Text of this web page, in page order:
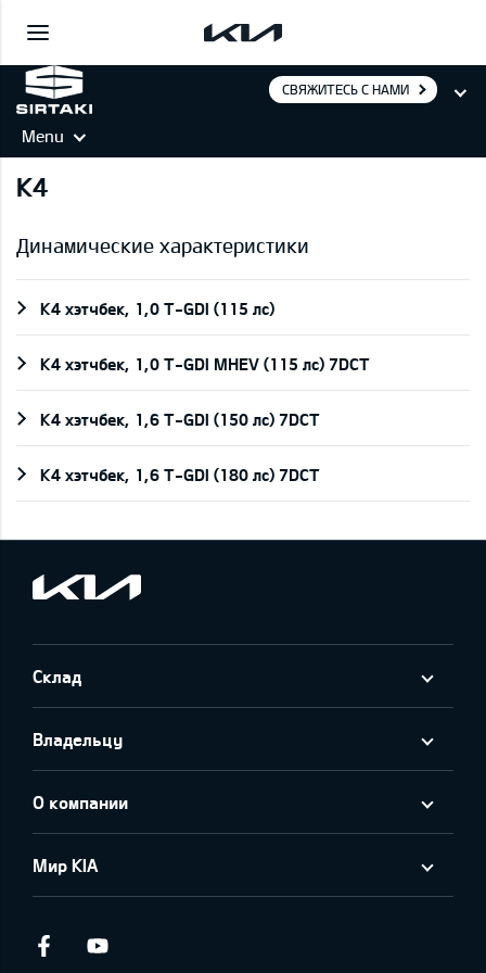
СВЯЖИТЕСЬ С НАМИ
Menu
K4
Динамические характеристики
K4 хэтчбек, 1,0 T-GDI (115 лс)
K4 хэтчбек, 1,0 T-GDI MHEV (115 лс) 7DCT
K4 хэтчбек, 1,6 T-GDI (150 лс) 7DCT
K4 хэтчбек, 1,6 T-GDI (180 лс) 7DCT
Склад
Владельцу
О компании
Мир KIA
Facebook